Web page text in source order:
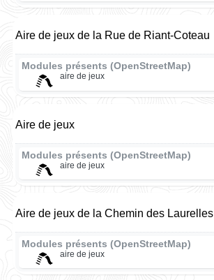
Aire de jeux de la Rue de Riant-Coteau
Modules présents (OpenStreetMap)
aire de jeux
Aire de jeux
Modules présents (OpenStreetMap)
aire de jeux
Aire de jeux de la Chemin des Laurelles
Modules présents (OpenStreetMap)
aire de jeux